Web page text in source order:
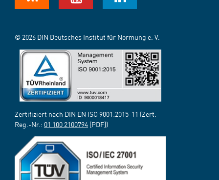
© 2026 DIN Deutsches Institut für Normung e. V.
Zertifiziert nach DIN EN ISO 9001:2015-11 (Zert.-
Reg.-Nr.: 01 100 2100794 [PDF])